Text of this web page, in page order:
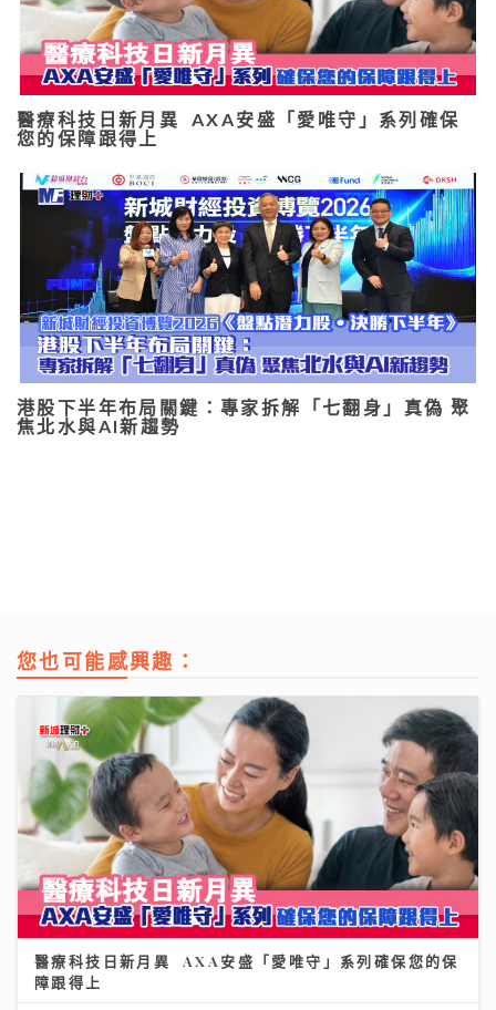
醫療科技日新月異 AXA安盛「愛唯守」系列確保
您的保障跟得上
港股下半年布局關鍵：專家拆解「七翻身」真偽 聚
焦北水與AI新趨勢
您也可能感興趣：
醫療科技日新月異 AXA安盛「愛唯守」系列確保您的保
障跟得上